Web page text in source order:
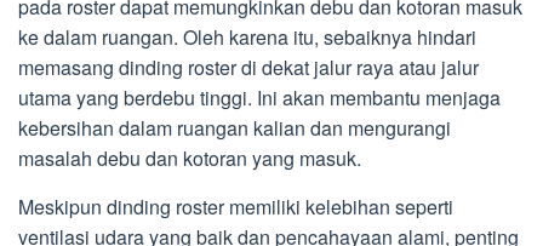
pada roster dapat memungkinkan debu dan kotoran masuk
ke dalam ruangan. Oleh karena itu, sebaiknya hindari
memasang dinding roster di dekat jalur raya atau jalur
utama yang berdebu tinggi. Ini akan membantu menjaga
kebersihan dalam ruangan kalian dan mengurangi
masalah debu dan kotoran yang masuk.
Meskipun dinding roster memiliki kelebihan seperti
ventilasi udara yang baik dan pencahayaan alami, penting